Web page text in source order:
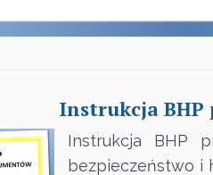
Instrukcja BHP
Instrukcja BHP
bezpieczeństwo i